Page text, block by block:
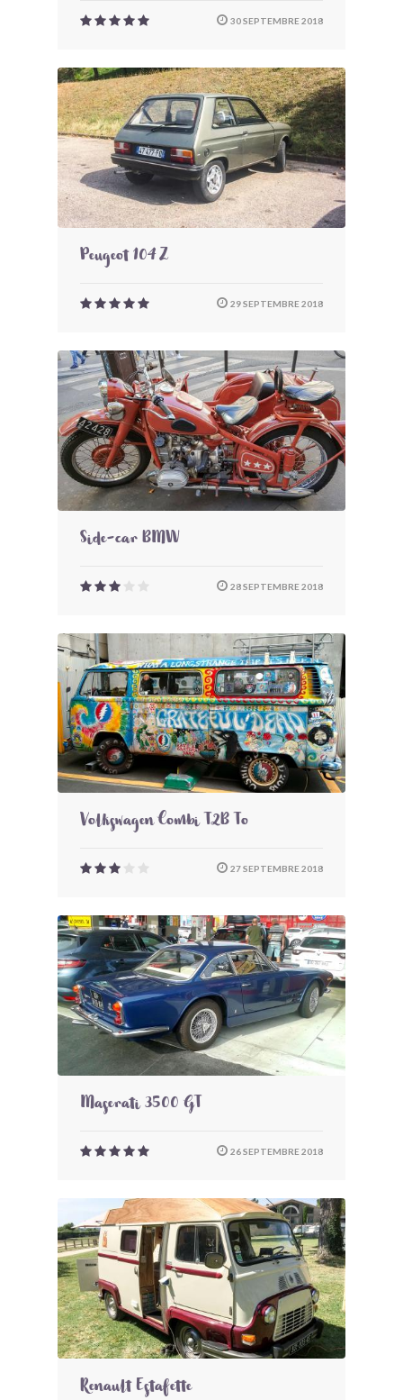
30 SEPTEMBRE 2018
Peugeot 104 Z
29 SEPTEMBRE 2018
Side-car BMW
28 SEPTEMBRE 2018
Volkswagen Combi T2B To
27 SEPTEMBRE 2018
Maserati 3500 GT
26 SEPTEMBRE 2018
Renault Estafette